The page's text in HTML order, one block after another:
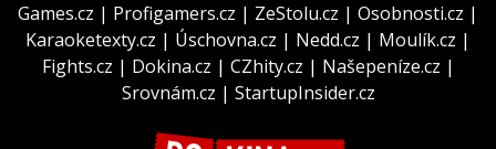
Games.cz | Profigamers.cz | ZeStolu.cz | Osobnosti.cz |
Karaoketexty.cz | Úschovna.cz | Nedd.cz | Moulík.cz |
Fights.cz | Dokina.cz | CZhity.cz | Našepeníze.cz |
Srovnám.cz | StartupInsider.cz